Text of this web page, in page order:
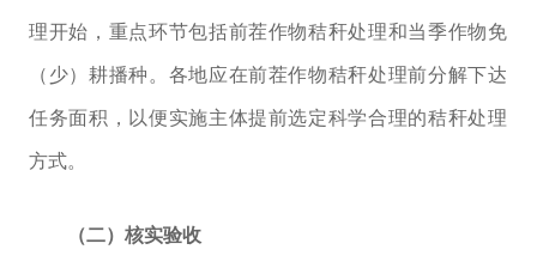
理开始，重点环节包括前茬作物秸秆处理和当季作物免
（少）耕播种。 各地应在前茬作物秸秆处理前分解下达
任务面积，以便实施主体提前选定科学合理的秸秆处理
方式。
（二）核实验收